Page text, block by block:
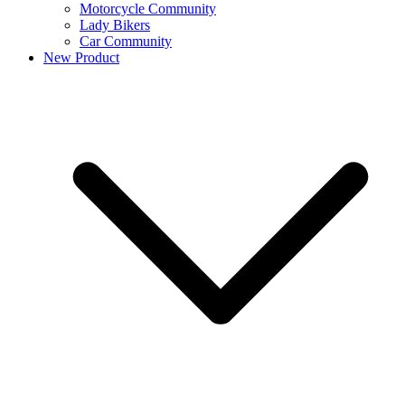
Motorcycle Community
Lady Bikers
Car Community
New Product